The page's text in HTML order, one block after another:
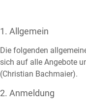
1. Allgemein
Die folgenden
sich auf alle Angebote
(Christian Bachmaier).
2. Anmeldung